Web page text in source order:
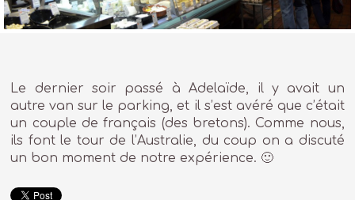
Le dernier soir passé à Adelaïde, il y avait un
autre van sur le parking, et il s’est avéré que c’était
un couple de français (des bretons). Comme nous,
ils font le tour de l’Australie, du coup on a discuté
un bon moment de notre expérience. 🙂